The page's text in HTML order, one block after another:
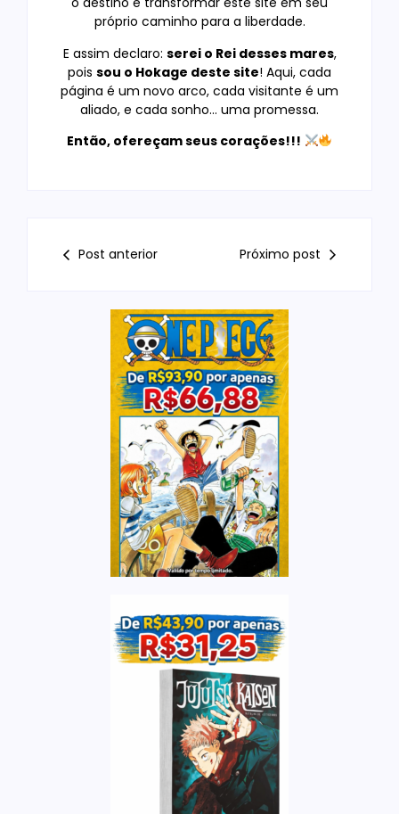
próprio caminho para a liberdade.
E assim declaro: serei o Rei desses mares,
pois sou o Hokage deste site! Aqui, cada
página é um novo arco, cada visitante é um
aliado, e cada sonho… uma promessa.
Então, ofereçam seus corações!!!
Post anterior Próximo post